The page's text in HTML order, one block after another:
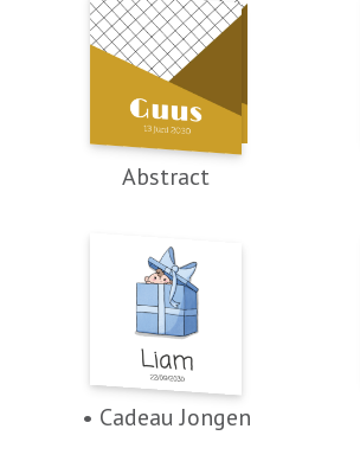
Abstract
• Cadeau Jongen